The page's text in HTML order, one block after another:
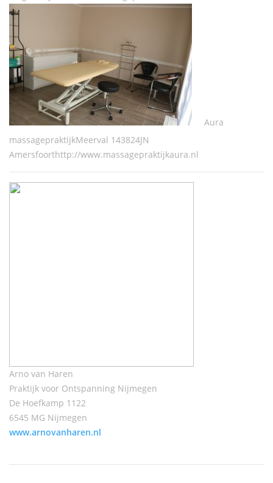
Aura
massagepraktijkMeerval 143824JN
Amersfoorthttp://www.massagepraktijkaura.nl
Arno van Haren
Praktijk voor Ontspanning Nijmegen
De Hoefkamp 1122
6545 MG Nijmegen
www.arnovanharen.nl